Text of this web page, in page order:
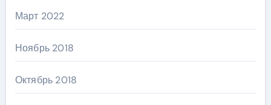
Март 2022
Ноябрь 2018
Октябрь 2018